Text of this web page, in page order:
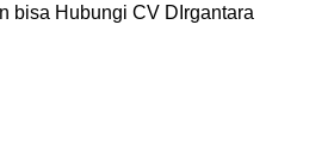
bisa Hubungi CV DIrgantara